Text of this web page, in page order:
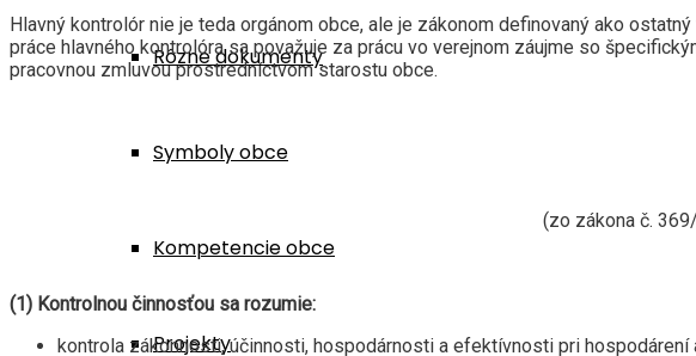
Rôzne dokumenty
Symboly obce
Kompetencie obce
Projekty
Hlavný kontrolór nie je teda orgánom obce, ale je zákonom definovaný ako
práce hlavného kontrolóra sa považuje za prácu vo verejnom záujme so
pracovnou zmluvou prostredníctvom starostu obce.
(zo zákona č.
(1) Kontrolnou činnosťou sa rozumie:
kontrola zákonnosti, účinnosti, hospodárnosti a efektívnosti pri